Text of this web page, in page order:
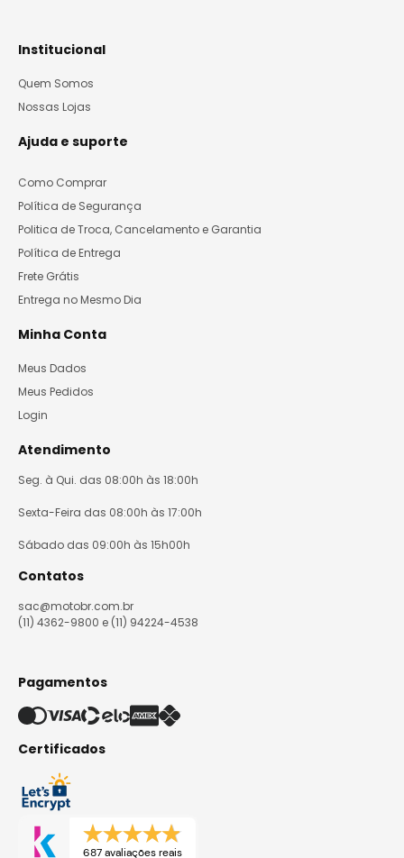
Institucional
Quem Somos
Nossas Lojas
Ajuda e suporte
Como Comprar
Política de Segurança
Politica de Troca, Cancelamento e Garantia
Política de Entrega
Frete Grátis
Entrega no Mesmo Dia
Minha Conta
Meus Dados
Meus Pedidos
Login
Atendimento
Seg. à Qui. das 08:00h às 18:00h
Sexta-Feira das 08:00h às 17:00h
Sábado das 09:00h às 15h00h
Contatos
sac@motobr.com.br
(11) 4362-9800 e (11) 94224-4538
Pagamentos
Certificados
687 avaliações reais